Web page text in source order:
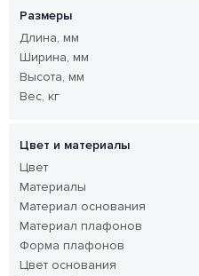
Размеры
Длина, мм
Ширина, мм
Высота, мм
Вес, кг
Цвет и материалы
Цвет
Материалы
Материал основания
Материал плафонов
Форма плафонов
Цвет основания